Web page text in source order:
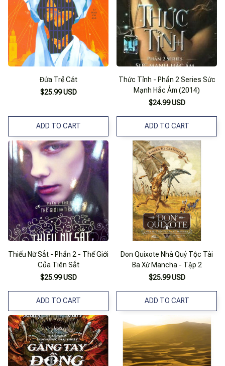
Đứa Trẻ Cát
$25.99 USD
ADD TO CART
Thức Tỉnh - Phần 2 Series Sức
Mạnh Hắc Ám (2014)
$24.99 USD
ADD TO CART
Thiếu Nữ Sắt - Phần 2 - Thế Giới
Của Tiên Sắt
$25.99 USD
ADD TO CART
Don Quixote Nhà Quý Tộc Tài
Ba Xứ Mancha - Tập 2
$25.99 USD
ADD TO CART